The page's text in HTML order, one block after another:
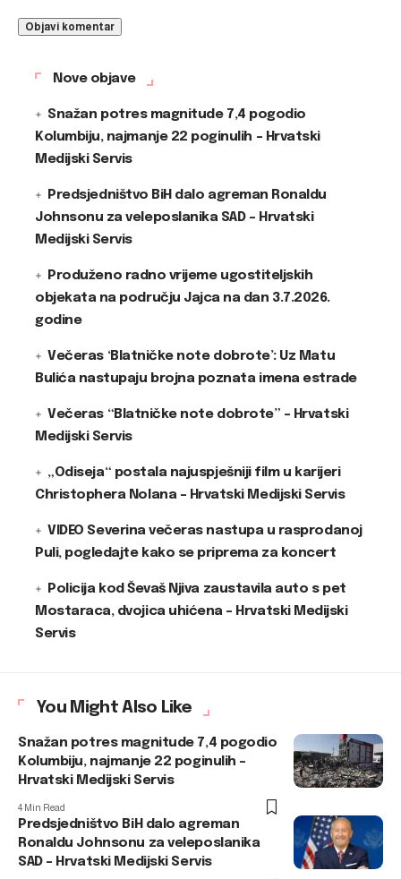
Nove objave
Snažan potres magnitude 7,4 pogodio
Kolumbiju, najmanje 22 poginulih – Hrvatski
Medijski Servis
Predsjedništvo BiH dalo agreman Ronaldu
Johnsonu za veleposlanika SAD – Hrvatski
Medijski Servis
Produženo radno vrijeme ugostiteljskih
objekata na području Jajca na dan 3.7.2026.
godine
Večeras ‘Blatničke note dobrote’: Uz Matu
Bulića nastupaju brojna poznata imena estrade
Večeras “Blatničke note dobrote” – Hrvatski
Medijski Servis
„Odiseja“ postala najuspješniji film u karijeri
Christophera Nolana – Hrvatski Medijski Servis
VIDEO Severina večeras nastupa u rasprodanoj
Puli, pogledajte kako se priprema za koncert
Policija kod Ševaš Njiva zaustavila auto s pet
Mostaraca, dvojica uhićena – Hrvatski Medijski
Servis
You Might Also Like
Snažan potres magnitude 7,4 pogodio
Kolumbiju, najmanje 22 poginulih –
Hrvatski Medijski Servis
4 Min Read
Predsjedništvo BiH dalo agreman
Ronaldu Johnsonu za veleposlanika
SAD – Hrvatski Medijski Servis